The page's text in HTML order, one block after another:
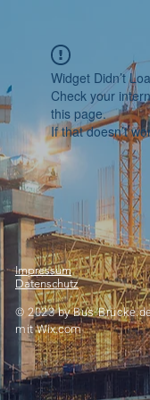
Widget Didn’t
Check your
this page.
If that doesn’t
Impressum
Datenschutz
© 2023 byBus-
mitWix.com